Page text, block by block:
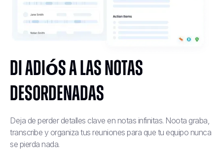
Di adiós a las notas
desordenadas
Deja de perder detalles clave en notas infinitas. Noota graba,
transcribe y organiza tus reuniones para que tu equipo nunca
se pierda nada.